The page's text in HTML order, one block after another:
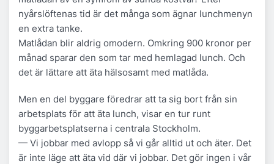
nyårslöftenas tid är det många som ägnar lunchmenyn
en extra tanke.
Matlådan blir aldrig omodern. Omkring 900 kronor per
månad sparar den som tar med hemlagad lunch. Och
det är lättare att äta hälsosamt med matlåda.
Men en del byggare föredrar att ta sig bort från sin
arbetsplats för att äta lunch, visar en tur runt
byggarbetsplatserna i centrala Stockholm.
— Vi jobbar med avlopp så vi går alltid ut och äter. Det
är inte läge att äta vid där vi jobbar. Det gör ingen i vår